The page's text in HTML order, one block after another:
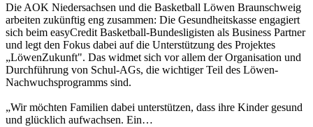
Die AOK Niedersachsen und die Basketball Löwen Braunschweig
arbeiten zukünftig eng zusammen: Die Gesundheitskasse engagiert
sich beim easyCredit Basketball-Bundesligisten als Business Partner
und legt den Fokus dabei auf die Unterstützung des Projektes
„LöwenZukunft". Das widmet sich vor allem der Organisation und
Durchführung von Schul-AGs, die wichtiger Teil des Löwen-
Nachwuchsprogramms sind.
„Wir möchten Familien dabei unterstützen, dass ihre Kinder gesund
und glücklich aufwachsen. Ein…